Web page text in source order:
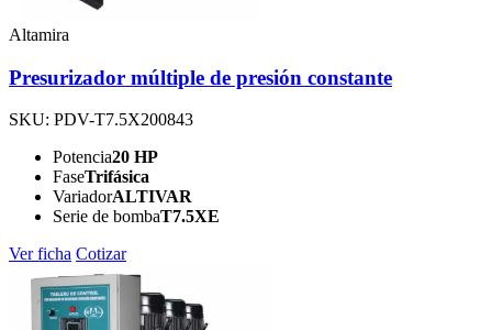
Altamira
Presurizador múltiple de presión constante
SKU: PDV-T7.5X200843
Potencia20 HP
FaseTrifásica
VariadorALTIVAR
Serie de bombaT7.5XE
Ver ficha Cotizar